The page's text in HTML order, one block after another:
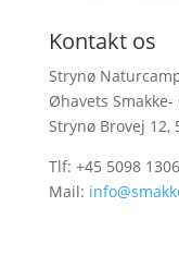
Kontakt os
Strynø
Øhavets
Strynø Brovej 12,
Tlf: +45 5098 1306
Mail: